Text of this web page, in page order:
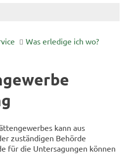
Was erledige ich wo?
kann aus
zuständigen Behörde
für die Untersagungen können